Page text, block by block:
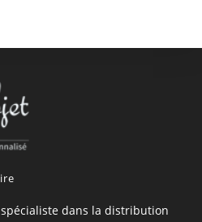
dans la distribution